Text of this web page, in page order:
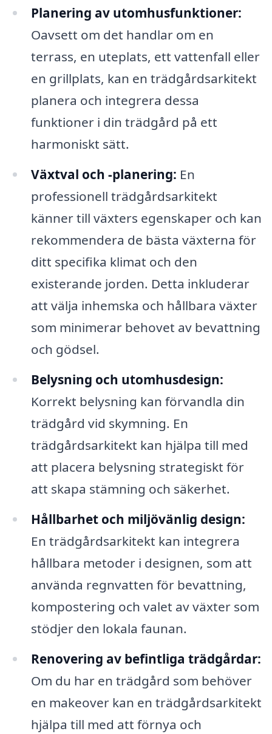
Planering av utomhusfunktioner:
Oavsett om det handlar om en
terrass, en uteplats, ett vattenfall eller
en grillplats, kan en trädgårdsarkitekt
planera och integrera dessa
funktioner i din trädgård på ett
harmoniskt sätt.
Växtval och -planering: En
professionell trädgårdsarkitekt
känner till växters egenskaper och kan
rekommendera de bästa växterna för
ditt specifika klimat och den
existerande jorden. Detta inkluderar
att välja inhemska och hållbara växter
som minimerar behovet av bevattning
och gödsel.
Belysning och utomhusdesign:
Korrekt belysning kan förvandla din
trädgård vid skymning. En
trädgårdsarkitekt kan hjälpa till med
att placera belysning strategiskt för
att skapa stämning och säkerhet.
Hållbarhet och miljövänlig design:
En trädgårdsarkitekt kan integrera
hållbara metoder i designen, som att
använda regnvatten för bevattning,
kompostering och valet av växter som
stödjer den lokala faunan.
Renovering av befintliga trädgårdar:
Om du har en trädgård som behöver
en makeover kan en trädgårdsarkitekt
hjälpa till med att förnya och